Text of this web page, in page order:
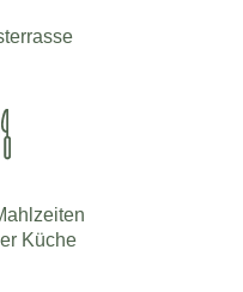
Küche